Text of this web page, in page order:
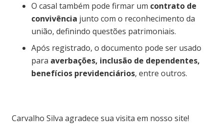
O casal também pode firmar um contrato de
convivência junto com o reconhecimento da
união, definindo questões patrimoniais.
Após registrado, o documento pode ser usado
para averbações, inclusão de dependentes,
benefícios previdenciários, entre outros.
Carvalho Silva agradece sua visita em nosso site!